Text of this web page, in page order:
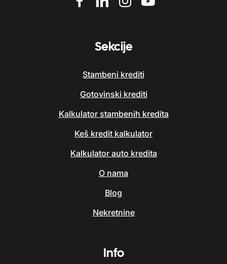
Sekcije
Stambeni krediti
Gotovinski krediti
Kalkulator stambenih kredita
Keš kredit kalkulator
Kalkulator auto kredita
O nama
Blog
Nekretnine
Info